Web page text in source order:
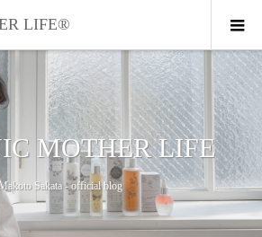
LIFE®︎
MOTHER LIFE
Sakata - official blog